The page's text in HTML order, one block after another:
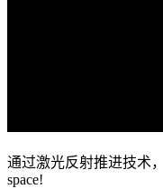
通过激光反射推进技术
space!